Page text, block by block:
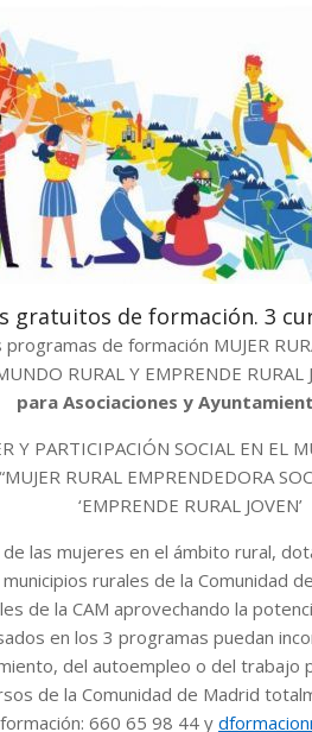
gratuitos de formación. 3
de formación MUJER
RURAL Y EMPRENDE RURAL
para Asociaciones y
Y PARTICIPACIÓN SOCIAL EN EL
“MUJER RURAL EMPRENDEDORA
‘EMPRENDE RURAL JOVEN’
las mujeres en el ámbito rural,
rurales de la Comunidad
de la CAM aprovechando la
en los 3 programas puedan
del autoempleo o del trabajo
de la Comunidad de Madrid
660 65 98 44 y